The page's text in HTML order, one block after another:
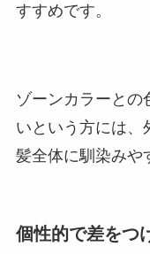
すすめです。
ゾーンカラーとの
いという方には、
髪全体に馴染みや
個性的で差をつ